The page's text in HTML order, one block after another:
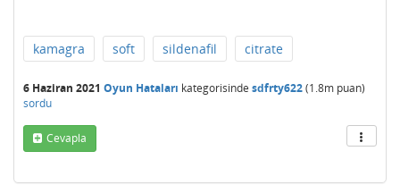
kamagra soft sildenafil citrate
6 Haziran 2021 Oyun Hataları kategorisinde sdfrty622(1.8m puan)
sordu
Cevapla